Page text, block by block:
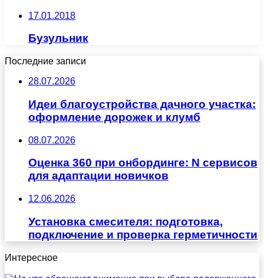
17.01.2018
Бузульник
Последние записи
28.07.2026
Идеи благоустройства дачного участка:
оформление дорожек и клумб
08.07.2026
Оценка 360 при онбординге: N сервисов
для адаптации новичков
12.06.2026
Установка смесителя: подготовка,
подключение и проверка герметичности
Интересное